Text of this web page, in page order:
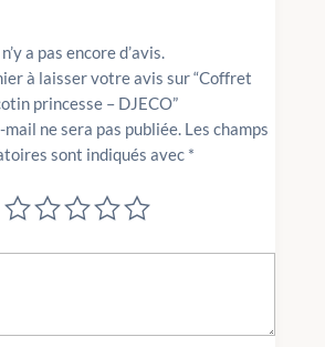
a pas encore d’avis.
à laisser votre avis sur “Coffret
princesse – DJECO”
ne sera pas publiée. Les champs
sont indiqués avec *